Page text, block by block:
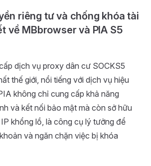
riêng tư và chống khóa tài
về MBbrowser và PIA S5
dịch vụ proxy dân cư SOCKS5
thế giới, nổi tiếng với dịch vụ hiệu
không chỉ cung cấp khả năng
và kết nối bảo mật mà còn sở hữu
khổng lồ, là công cụ lý tưởng để
và ngăn chặn việc bị khóa